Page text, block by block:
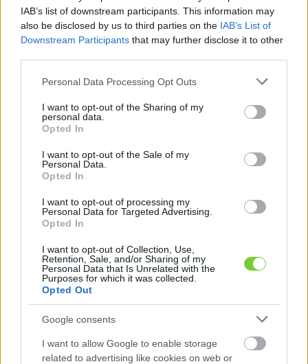
IAB’s list of downstream participants. This information may
also be disclosed by us to third parties on the IAB’s List of
Downstream Participants that may further disclose it to other
Please note that this website/app uses one or more Google
not limited to your visit or usage behaviour. You may click to
grant or deny consent to Google and its third-party tags to
use your data for below specified purposes in below Google
consent section.
Personal Data Processing Opt Outs
I want to opt-out of the Sharing of my
personal data.
Opted In
I want to opt-out of the Sale of my
Personal Data.
Opted In
I want to opt-out of processing my
Personal Data for Targeted Advertising.
Opted In
I want to opt-out of Collection, Use,
Retention, Sale, and/or Sharing of my
Personal Data that Is Unrelated with the
Purposes for which it was collected.
Opted Out
Google consents
I want to allow Google to enable storage
related to advertising like cookies on web or
Felhasználónév
Jelszó
Elfelejtette jelszavát?
Bejelentkezés
faiskola.hu
Kertészeti, kerti termékek és szolgáltatások térképes
KERTÉSZ ÉS KERTÉSZET REGISZTRÁCIÓ
Mi hasonlít a(z) Juharlevelű
platán (Platanus x
acerifolia) növényhez?